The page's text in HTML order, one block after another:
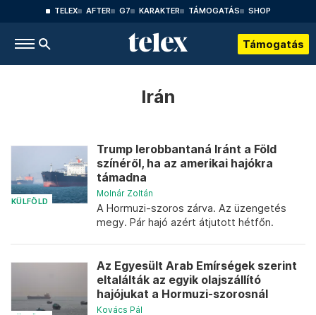
TELEX AFTER G7 KARAKTER TÁMOGATÁS SHOP
Támogatás
Irán
KÜLFÖLD
Trump lerobbantaná Iránt a Föld
színéről, ha az amerikai hajókra
támadna
Molnár Zoltán
A Hormuzi-szoros zárva. Az üzengetés
megy. Pár hajó azért átjutott hétfőn.
Az Egyesült Arab Emírségek szerint
eltalálták az egyik olajszállító
hajójukat a Hormuzi-szorosnál
Kovács Pál